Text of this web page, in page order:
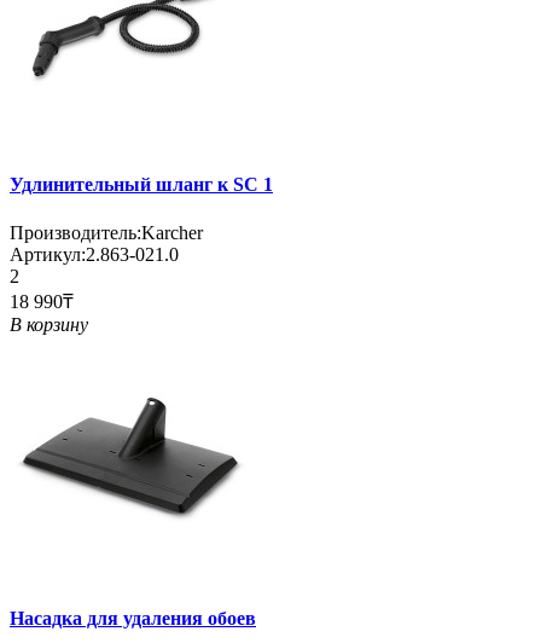
Удлинительный шланг к SC 1
Производитель:Karcher
Артикул:2.863-021.0
2
18 990₸
В корзину
Насадка для удаления обоев